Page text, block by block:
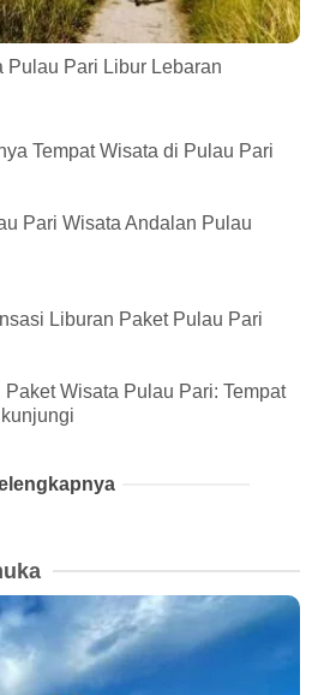
Pulau Pari Libur Lebaran
Tempat Wisata di Pulau Pari
Pari Wisata Andalan Pulau
Liburan Paket Pulau Pari
Paket Wisata Pulau Pari: Tempat